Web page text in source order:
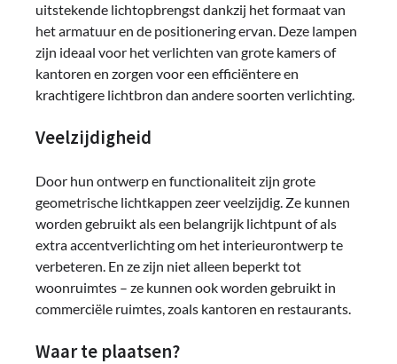
uitstekende lichtopbrengst dankzij het formaat van
het armatuur en de positionering ervan. Deze lampen
zijn ideaal voor het verlichten van grote kamers of
kantoren en zorgen voor een efficiëntere en
krachtigere lichtbron dan andere soorten verlichting.
Veelzijdigheid
Door hun ontwerp en functionaliteit zijn grote
geometrische lichtkappen zeer veelzijdig. Ze kunnen
worden gebruikt als een belangrijk lichtpunt of als
extra accentverlichting om het interieurontwerp te
verbeteren. En ze zijn niet alleen beperkt tot
woonruimtes – ze kunnen ook worden gebruikt in
commerciële ruimtes, zoals kantoren en restaurants.
Waar te plaatsen?